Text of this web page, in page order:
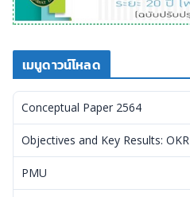
เมนูดาวน์โหลด
Conceptual Paper 2564
Objectives and Key Results: OKR
PMU